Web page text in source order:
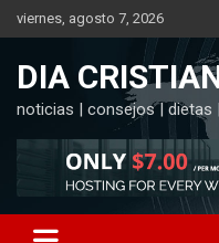
Saltar
al
viernes, agosto 7, 2026
DIA
noticias | consejos | dietas